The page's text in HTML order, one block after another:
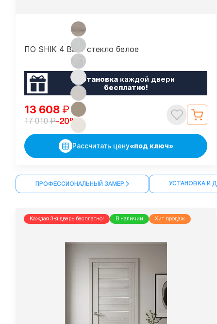
ПО SHIK 4 Вайт стекло белое
Установкакаждой двери
бесплатно!
13 608 ₽
17 010₽-20%
Рассчитать цену«под ключ»
ПРОФЕССИОНАЛЬНЫЙ ЗАМЕР УСТАНОВКА И
Каждая 3-я дверь бесплатно! В наличии Хит продаж